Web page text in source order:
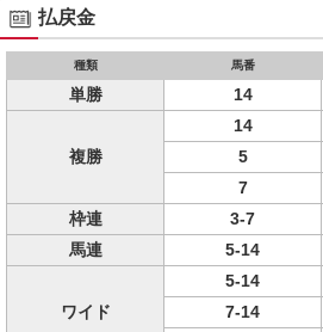
払戻金
種類 馬番
単勝 14
複勝
14
5
7
枠連
3-7
馬連
5-14
ワイド
5-14
7-14